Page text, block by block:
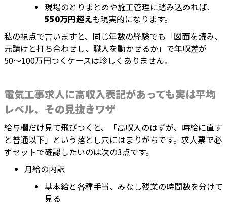
現場のとりまとめや施工管理に踏み込めれば、
550万円超えも現実的になります。
私の視点で言いますと、同じ年数の経験でも「図面を読み、
元請けと打ち合わせし、職人を動かせるか」で年収差が
50〜100万円つくケースは珍しくありません。
電気工事求人に高収入表記があっても実は平均
レベル、その見抜きワザ
給与欄だけ見て飛びつくと、「高収入のはずが、時給に直す
と普通以下」という落とし穴にはまりがちです。求人票で必
ずセットで確認したいのは次の3点です。
月給の内訳
基本給と各種手当、みなし残業の時間数を分けて
見る